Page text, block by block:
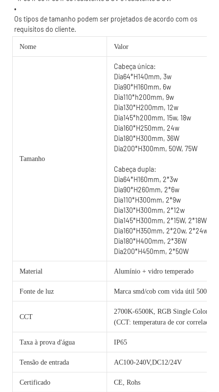
Os tipos de tamanho podem ser projetados de acordo com os
Nome Valor
Tamanho
Cabeça única:
Dia64*H140mm, 3w
Dia90*H160mm, 6w
Dia110*h200mm, 9w
Dia130*H200mm, 12w
Dia145*h200mm, 15w, 18w
Dia160*H250mm, 24w
Dia180*H300mm, 36W
Dia200*H300mm, 50W, 75W
Cabeça dupla:
Dia64*H160mm, 2*3w
Dia90*H260mm, 2*6w
Dia110*H300mm, 2*9w
Dia130*H300mm, 2*12w
Dia145*H300mm, 2*15W, 2*18W,
Dia160*H350mm, 2*20w, 2*24w,
Dia180*H400mm, 2*36W
Dia200*H450mm, 2*50W
Material Alumínio + vidro temperado
Fonte de luz Marca smd/cob com vida útil 50000
CCT
2700K-6500K, RGB Single Color
(CCT: temperatura de cor
Taxa à prova d'água IP65
Tensão de entrada AC100-240V,DC12/24V
Certificado CE, Rohs